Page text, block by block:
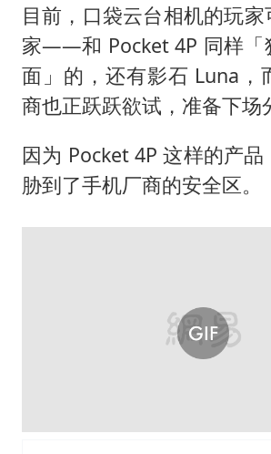
目前，口袋云台相机的玩
家——和 Pocket 4P 同样「
面」的，还有影石 Luna，
商也正跃跃欲试，准备下场
因为 Pocket 4P 这样的产
胁到了手机厂商的安全区。